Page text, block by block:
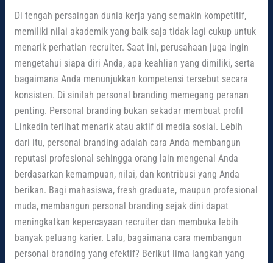
Di tengah persaingan dunia kerja yang semakin kompetitif,
memiliki nilai akademik yang baik saja tidak lagi cukup untuk
menarik perhatian recruiter. Saat ini, perusahaan juga ingin
mengetahui siapa diri Anda, apa keahlian yang dimiliki, serta
bagaimana Anda menunjukkan kompetensi tersebut secara
konsisten. Di sinilah personal branding memegang peranan
penting. Personal branding bukan sekadar membuat profil
LinkedIn terlihat menarik atau aktif di media sosial. Lebih
dari itu, personal branding adalah cara Anda membangun
reputasi profesional sehingga orang lain mengenal Anda
berdasarkan kemampuan, nilai, dan kontribusi yang Anda
berikan. Bagi mahasiswa, fresh graduate, maupun profesional
muda, membangun personal branding sejak dini dapat
meningkatkan kepercayaan recruiter dan membuka lebih
banyak peluang karier. Lalu, bagaimana cara membangun
personal branding yang efektif? Berikut lima langkah yang